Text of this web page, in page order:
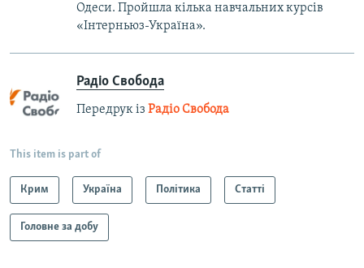
Одеси. Пройшла кілька навчальних курсів
«Інтерньюз-Україна».
Радіо Свобода
Передрук із Радіо Свобода
This item is part of
Крим Україна Політика Статті
Головне за добу